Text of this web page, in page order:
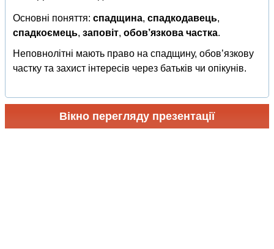
Основні поняття: спадщина, спадкодавець,
спадкоємець, заповіт, обов’язкова частка.
Неповнолітні мають право на спадщину, обов’язкову
частку та захист інтересів через батьків чи опікунів.
Вікно перегляду презентації